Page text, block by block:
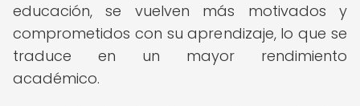
educación, se vuelven más motivados y
comprometidos con su aprendizaje, lo que se
traduce en un mayor rendimiento
académico.